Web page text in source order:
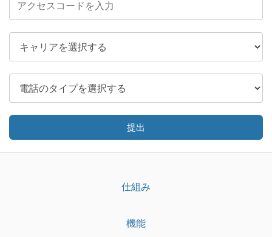
提出
仕組み
機能